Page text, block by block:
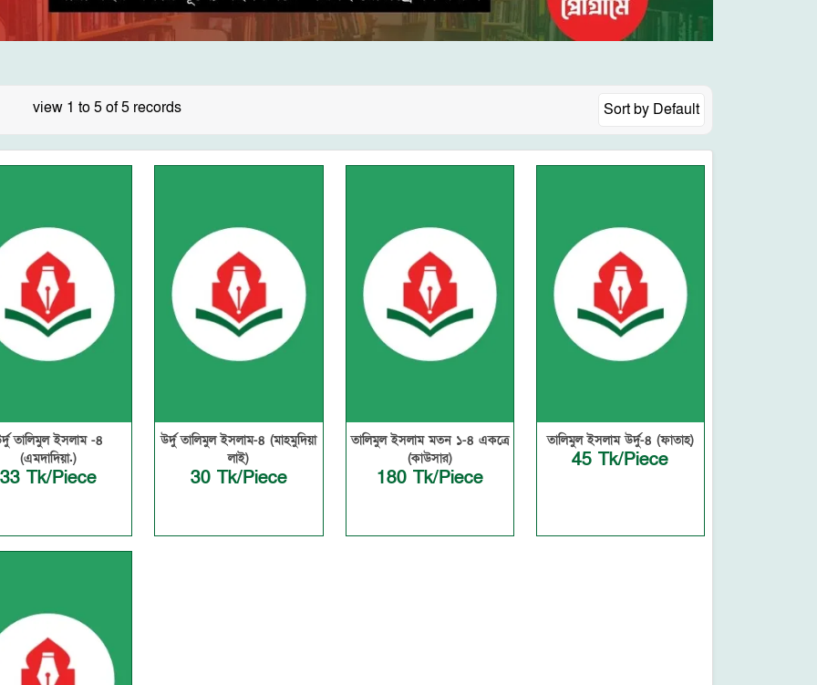
view 1 to 5 of 5 records Sort by Default
তালিমুল ইসলাম -৪
(এমদাদিয়া.)
33 Tk/Piece
উর্দু তালিমুল ইসলাম-৪ (মাহমুদিয়া
লাই)
30 Tk/Piece
তালিমুল ইসলাম মতন ১-৪ একত্রে
(কাউসার)
180 Tk/Piece
তালিমুল ইসলাম উর্দু-৪ (ফাতাহ)
45 Tk/Piece